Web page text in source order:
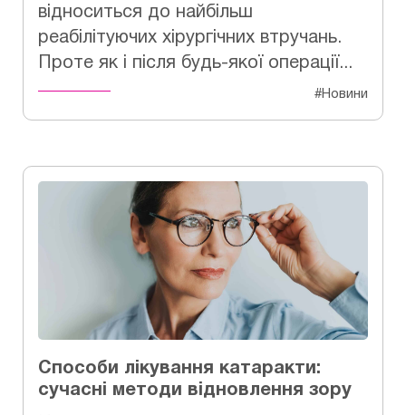
відноситься до найбільш
реабілітуючих хірургічних втручань.
Проте як і після будь-якої операції...
#Новини
Способи лікування катаракти:
сучасні методи відновлення зору